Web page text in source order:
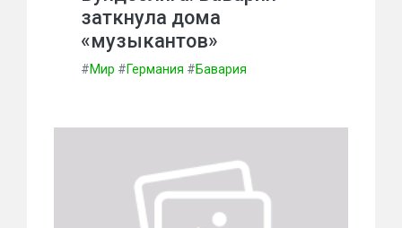
заткнула дома
«музыкантов»
#Мир #Германия #Бавария